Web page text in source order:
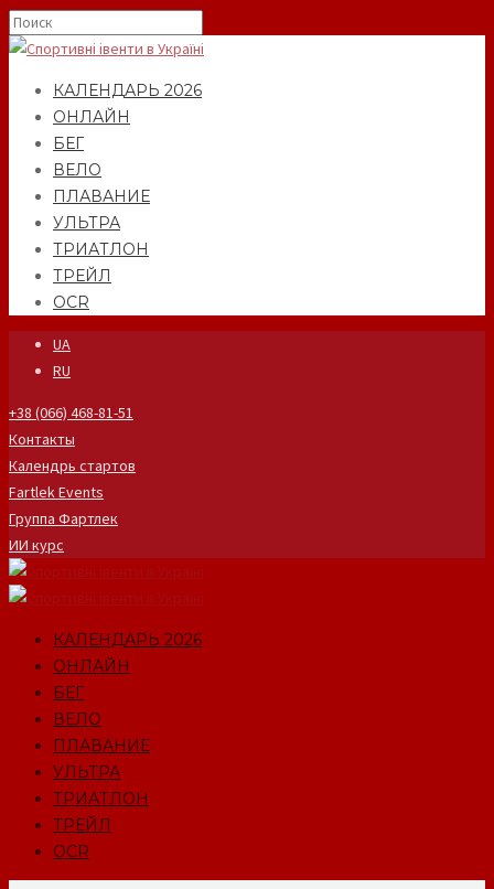
КАЛЕНДАРЬ 2026
ОНЛАЙН
БЕГ
ВЕЛО
ПЛАВАНИЕ
УЛЬТРА
ТРИАТЛОН
ТРЕЙЛ
OCR
UA
RU
+38 (066) 468-81-51
Контакты
Календрь стартов
Fartlek Events
Группа Фартлек
ИИ курс
КАЛЕНДАРЬ 2026
ОНЛАЙН
БЕГ
ВЕЛО
ПЛАВАНИЕ
УЛЬТРА
ТРИАТЛОН
ТРЕЙЛ
OCR